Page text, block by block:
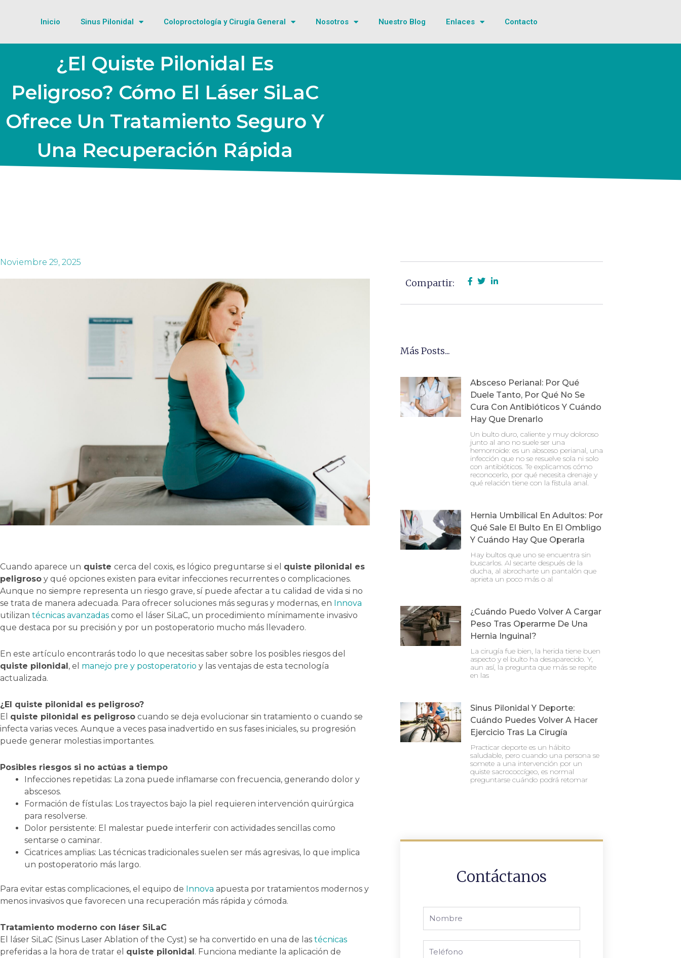
Inicio Sinus Pilonidal Coloproctología y Cirugía General Nosotros Nuestro Blog Enlaces Contacto
¿El Quiste Pilonidal Es
Peligroso? Cómo El Láser SiLaC
Ofrece Un Tratamiento Seguro Y
Una Recuperación Rápida
Noviembre 29, 2025
Cuando aparece un quiste cerca del coxis, es lógico preguntarse si el quiste pilonidal es
peligroso y qué opciones existen para evitar infecciones recurrentes o complicaciones.
Aunque no siempre representa un riesgo grave, sí puede afectar a tu calidad de vida si no
se trata de manera adecuada. Para ofrecer soluciones más seguras y modernas, en Innova
utilizan técnicas avanzadas como el láser SiLaC, un procedimiento mínimamente invasivo
que destaca por su precisión y por un postoperatorio mucho más llevadero.
En este artículo encontrarás todo lo que necesitas saber sobre los posibles riesgos del
quiste pilonidal, el manejo pre y postoperatorio y las ventajas de esta tecnología
actualizada.
¿El quiste pilonidal es peligroso?
El quiste pilonidal es peligroso cuando se deja evolucionar sin tratamiento o cuando se
infecta varias veces. Aunque a veces pasa inadvertido en sus fases iniciales, su progresión
puede generar molestias importantes.
Posibles riesgos si no actúas a tiempo
Infecciones repetidas: La zona puede inflamarse con frecuencia, generando dolor y
abscesos.
Formación de fístulas: Los trayectos bajo la piel requieren intervención quirúrgica
para resolverse.
Dolor persistente: El malestar puede interferir con actividades sencillas como
sentarse o caminar.
Cicatrices amplias: Las técnicas tradicionales suelen ser más agresivas, lo que implica
un postoperatorio más largo.
Para evitar estas complicaciones, el equipo de Innova apuesta por tratamientos modernos y
menos invasivos que favorecen una recuperación más rápida y cómoda.
Tratamiento moderno con láser SiLaC
El láser SiLaC (Sinus Laser Ablation of the Cyst) se ha convertido en una de las técnicas
preferidas a la hora de tratar el quiste pilonidal. Funciona mediante la aplicación de
Compartir:
Más Posts...
Absceso Perianal: Por Qué
Duele Tanto, Por Qué No Se
Cura Con Antibióticos Y Cuándo
Hay Que Drenarlo
Un bulto duro, caliente y muy doloroso
junto al ano no suele ser una
hemorroide: es un absceso perianal, una
infección que no se resuelve sola ni solo
con antibióticos. Te explicamos cómo
reconocerlo, por qué necesita drenaje y
qué relación tiene con la fístula anal.
Hernia Umbilical En Adultos: Por
Qué Sale El Bulto En El Ombligo
Y Cuándo Hay Que Operarla
Hay bultos que uno se encuentra sin
buscarlos. Al secarte después de la
ducha, al abrocharte un pantalón que
aprieta un poco más o al
¿Cuándo Puedo Volver A Cargar
Peso Tras Operarme De Una
Hernia Inguinal?
La cirugía fue bien, la herida tiene buen
aspecto y el bulto ha desaparecido. Y,
aun así, la pregunta que más se repite
en las
Sinus Pilonidal Y Deporte:
Cuándo Puedes Volver A Hacer
Ejercicio Tras La Cirugía
Practicar deporte es un hábito
saludable, pero cuando una persona se
somete a una intervención por un
quiste sacrococcígeo, es normal
preguntarse cuándo podrá retomar
Contáctanos